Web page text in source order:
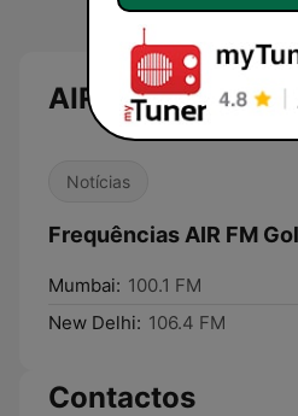
AIR FM Gold
Notícias
Frequências AIR FM
Mumbai: 100.1 FM
New Delhi: 106.4 FM
Contactos